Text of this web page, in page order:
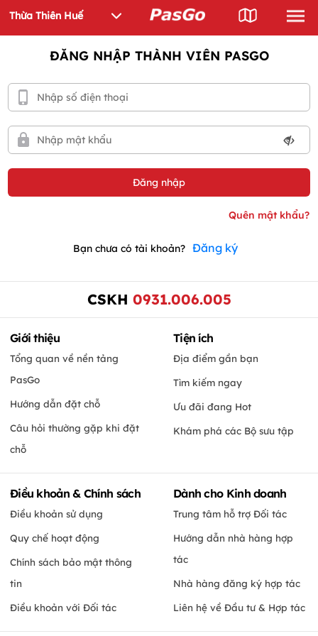
ĐĂNG NHẬP THÀNH VIÊN PASGO
Bạn chưa có tài khoản? Đăng ký
CSKH 0931.006.005
Giới thiệu
Tổng quan về nền tảng
PasGo
Hướng dẫn đặt chỗ
Câu hỏi thường gặp khi đặt
chỗ
Tiện ích
Địa điểm gần bạn
Tìm kiếm ngay
Ưu đãi đang Hot
Khám phá các Bộ sưu tập
Điều khoản & Chính sách
Điều khoản sử dụng
Quy chế hoạt động
Chính sách bảo mật thông
tin
Điều khoản với Đối tác
Dành cho Kinh doanh
Trung tâm hỗ trợ Đối tác
Hướng dẫn nhà hàng hợp
tác
Nhà hàng đăng ký hợp tác
Liên hệ về Đầu tư & Hợp tác